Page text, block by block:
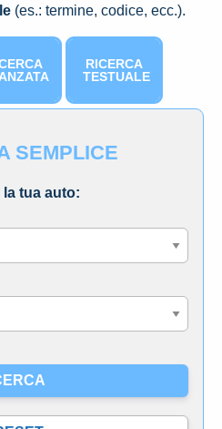
(es.: termine, codice, ecc.).
RICERCA
TESTUALE
SEMPLICE
tua auto: